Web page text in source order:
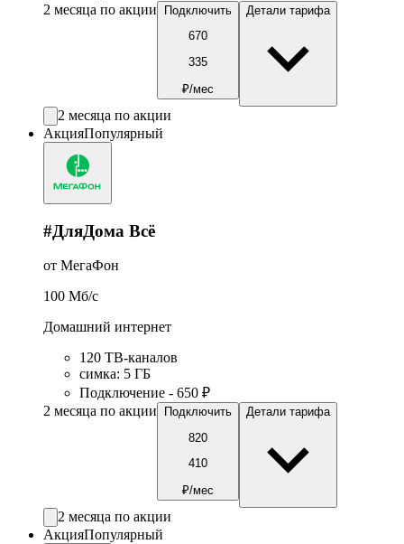
2 месяца по акции
Подключить
670
335
₽/мес
Детали тарифа
2 месяца по акции
АкцияПопулярный
#ДляДома Всё
от МегаФон
100 Мб/c
Домашний интернет
120 ТВ-каналов
симка: 5 ГБ
Подключение - 650 ₽
2 месяца по акции
Подключить
820
410
₽/мес
Детали тарифа
2 месяца по акции
АкцияПопулярный